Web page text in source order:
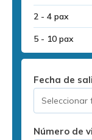
2 - 4 pax
5 - 10 pax
Fecha de
Número de